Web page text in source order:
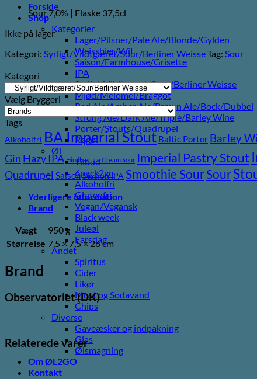
Forside
Shop
Kategorier
Lager/Pilsner/Pale Ale/Blonde/Gylden
Weissbier/Wit
Saison/Farmhouse/Grisette
IPA
Syrligt/Vildtgæret/Sour/Berliner Weisse
Mjød/Melomel/Braggot
Red Ale/Amber Ale/Brown Ale/Bock/Dubbel
Strong Ale/Dark Ale/Triple/Barley Wine
Porter/Stouts/Quadrupel
Røgøl
Øl
Tilbud
6pack2go
Alkoholfri
Glutenfri
Vegan/Vegansk
Black week
Juleøl
Farsdag
Andet
Spiritus
Cider
Likør
Most og Sodavand
Chips
Diverse
Gaveæsker og indpakning
Glas
Ølsmagning
Om ØL2GO
Kontakt
Sour 7,0% | Flaske 37,5cl
Ikke på lager
Kategori: Syrligt/Vildtgæret/Sour/Berliner WeisseTag: Sour
Kategori
Vælg Bryggeri
Tags
Alkoholfri BA Imperial Stout Baltic Porter Barley
Gin Hazy IPA Hindbær Ice Cream Sour Imperial Pastry Stout
Quadrupel SaisonSession IPA Smoothie SourSour
Yderligere information
Brand
Vægt
950 g
Størrelse 7,5 × 7,5 × 26 cm
Brand
Observatoriet (DK)
Relaterede varer